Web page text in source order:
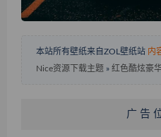
本站所有壁纸来自ZOL壁纸站 内
Nice资源下载主题 » 红色酷炫豪
广 告